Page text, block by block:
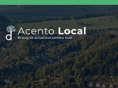
Ir
al
contenido